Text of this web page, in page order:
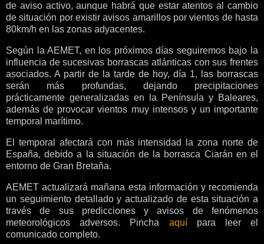
de aviso activo, aunque habrá que estar atentos al cambio
de situación por existir avisos amarillos por vientos de hasta
80km/h en las zonas adyacentes.
Según la AEMET, en los próximos días seguiremos bajo la
influencia de sucesivas borrascas atlánticas con sus frentes
asociados. A partir de la tarde de hoy, día 1, las borrascas
serán más profundas, dejando precipitaciones
prácticamente generalizadas en la Península y Baleares,
además de provocar vientos muy intensos y un importante
temporal marítimo.
El temporal afectará con más intensidad la zona norte de
España, debido a la situación de la borrasca Ciarán en el
entorno de Gran Bretaña.
AEMET actualizará mañana esta información y recomienda
un seguimiento detallado y actualizado de esta situación a
través de sus predicciones y avisos de fenómenos
meteorológicos adversos. Pincha aquípara leer el
comunicado completo.